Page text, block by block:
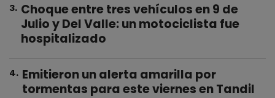
3. Choque entre tres vehículos en 9 de
Julio y Del Valle: un motociclista fue
hospitalizado
4. Emitieron un alerta amarilla por
tormentas para este viernes en Tandil